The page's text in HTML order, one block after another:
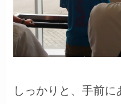
しっかりと、手前